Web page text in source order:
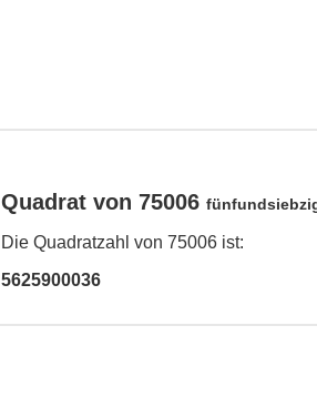
Quadrat von 75006
Die Quadratzahl von 75006 ist:
5625900036